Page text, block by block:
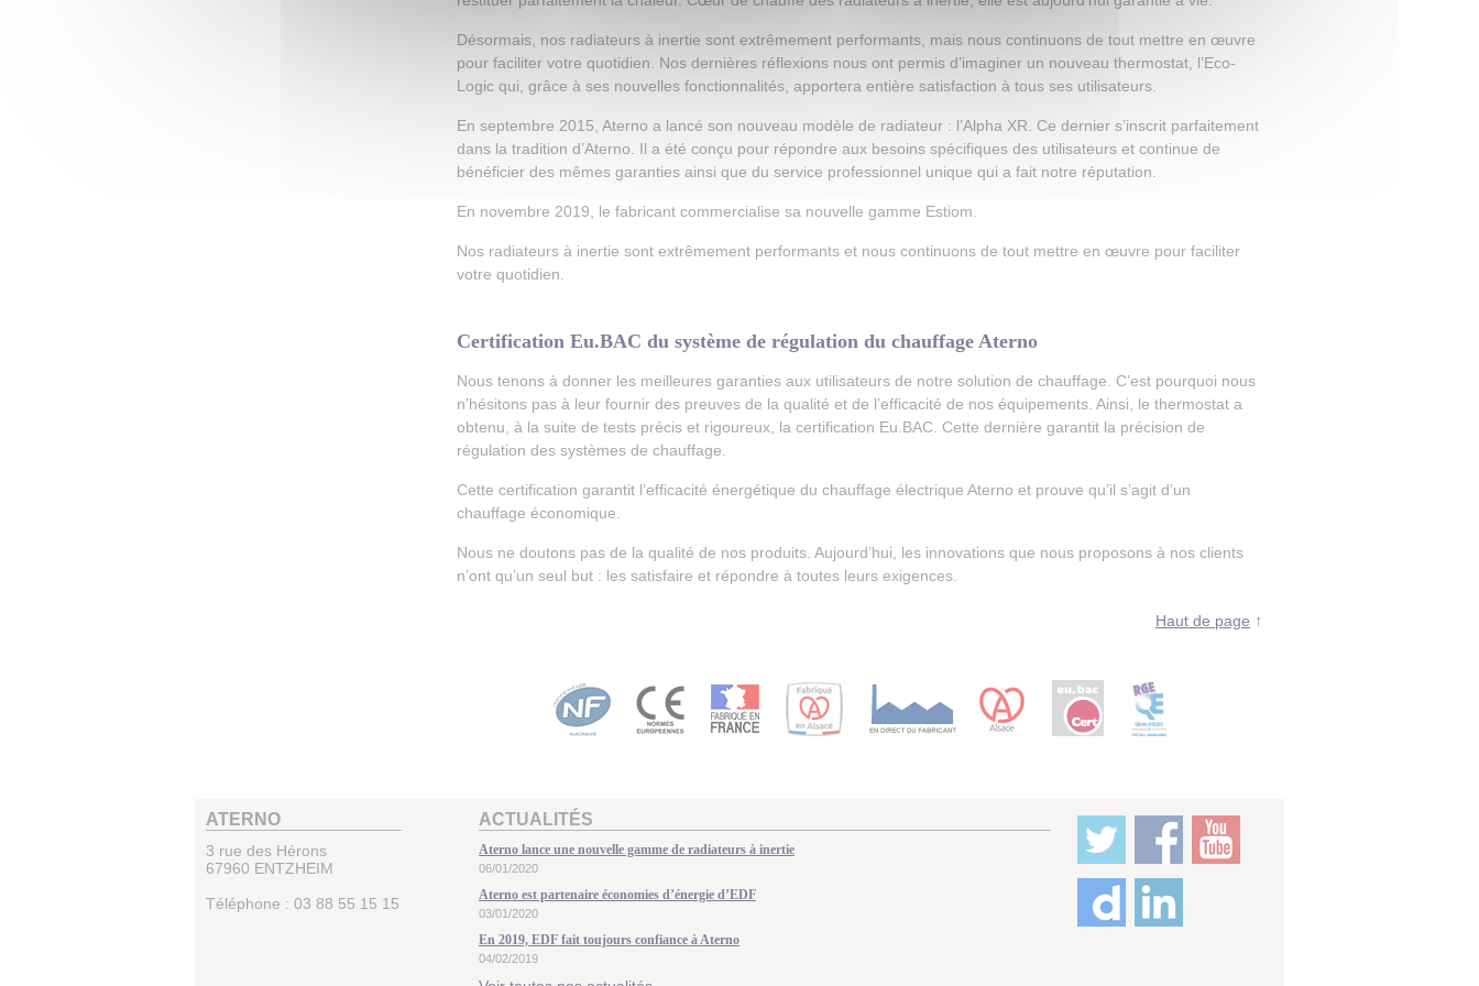
Désormais, nos radiateurs à inertie sont extrêmement performants, mais nous continuons de tout mettre en œuvre
pour faciliter votre quotidien. Nos dernières réflexions nous ont permis d’imaginer un nouveau thermostat, l’Eco-
Logic qui, grâce à ses nouvelles fonctionnalités, apportera entière satisfaction à tous ses utilisateurs.
En septembre 2015, Aterno a lancé son nouveau modèle de radiateur : l’Alpha XR. Ce dernier s’inscrit parfaitement
dans la tradition d’Aterno. Il a été conçu pour répondre aux besoins spécifiques des utilisateurs et continue de
bénéficier des mêmes garanties ainsi que du service professionnel unique qui a fait notre réputation.
En novembre 2019, le fabricant commercialise sa nouvelle gamme Estiom.
Nos radiateurs à inertie sont extrêmement performants et nous continuons de tout mettre en œuvre pour faciliter
votre quotidien.
Certification Eu.BAC du système de régulation du chauffage Aterno
Nous tenons à donner les meilleures garanties aux utilisateurs de notre solution de chauffage. C’est pourquoi nous
n’hésitons pas à leur fournir des preuves de la qualité et de l’efficacité de nos équipements. Ainsi, le thermostat a
obtenu, à la suite de tests précis et rigoureux, la certification Eu.BAC. Cette dernière garantit la précision de
régulation des systèmes de chauffage.
Cette certification garantit l’efficacité énergétique du chauffage électrique Aterno et prouve qu’il s’agit d’un
chauffage économique.
Nous ne doutons pas de la qualité de nos produits. Aujourd’hui, les innovations que nous proposons à nos clients
n’ont qu’un seul but : les satisfaire et répondre à toutes leurs exigences.
Haut de page ↑
ATERNO
3 rue des Hérons
67960 ENTZHEIM
Téléphone : 03 88 55 15 15
ACTUALITÉS
Aterno lance une nouvelle gamme de radiateurs à inertie
06/01/2020
Aterno est partenaire économies d’énergie d’EDF
03/01/2020
En 2019, EDF fait toujours confiance à Aterno
04/02/2019